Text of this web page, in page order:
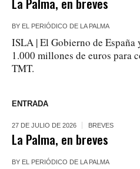
BY EL PERIÓDICO DE LA PALMA
ISLA | El Gobierno de
1.000 millones de euros para
TMT.
ENTRADA
27 DE JULIO DE 2026 BREVES
La Palma, en breves
BY EL PERIÓDICO DE LA PALMA